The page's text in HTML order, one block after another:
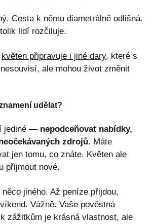
Cesta k němu diametrálně odlišná.
lidí rozčiluje.
květen připravuje i jiné dary, které s
ale mohou život změnit
udělat?
jediné — nepodceňovat nabídky,
zdrojů. Máte
jen tomu, co znáte. Květen ale
přijmout nové.
jiného. Až peníze přijdou,
Vážně. Vaše pověstná
zážitkům je krásná vlastnost, ale